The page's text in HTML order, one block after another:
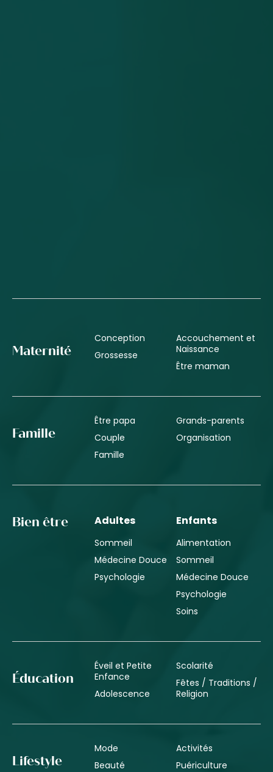
Maternité
Conception
Grossesse
Accouchement et
Naissance
Être maman
Famille
Être papa
Couple
Famille
Grands-parents
Organisation
Bien être Adultes
Sommeil
Médecine Douce
Psychologie
Enfants
Alimentation
Sommeil
Médecine Douce
Psychologie
Soins
Éducation
Éveil et Petite
Enfance
Adolescence
Scolarité
Fêtes / Traditions /
Religion
Lifestyle
Mode
Beauté
Activités
Puériculture